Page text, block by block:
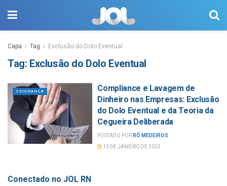
Capa Tag Exclusão do Dolo Eventual
Tag: Exclusão do Dolo Eventual
SEGURANÇA
Compliance e Lavagem de
Dinheiro nas Empresas: Exclusão
do Dolo Eventual e da Teoria da
Cegueira Deliberada
POSTADO POR RÔ MEDEIROS
13 DE JANEIRO DE 2025
Conectado no JOL RN